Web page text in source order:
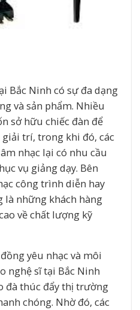
Bắc Ninh có sự đa dạng
và sản phẩm. Nhiều
sở hữu chiếc đàn để
giải trí, trong khi đó, các
nhạc lại có nhu cầu
vụ giảng dạy. Bên
công trình diễn hay
là những khách hàng
về chất lượng kỹ
yêu nhạc và môi
nghệ sĩ tại Bắc Ninh
đà thúc đẩy thị trường
chóng. Nhờ đó, các